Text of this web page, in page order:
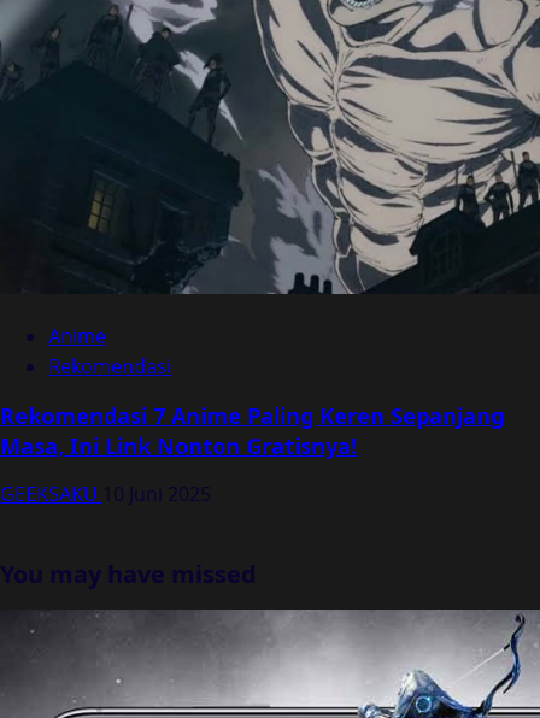
Anime
Rekomendasi
Rekomendasi 7 Anime Paling Keren Sepanjang
Masa, Ini Link Nonton Gratisnya!
GEEKSAKU 10 Juni 2025
You may have missed